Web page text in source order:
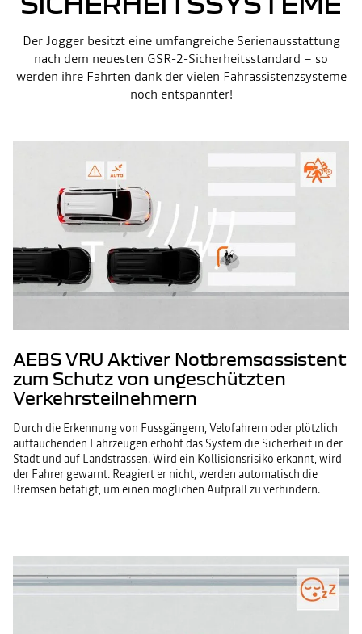
Der Jogger besitzt eine umfangreiche Serienausstattung
nach dem neuesten GSR-2-Sicherheitsstandard – so
werden ihre Fahrten dank der vielen Fahrassistenzsysteme
noch entspannter!
AEBS VRU Aktiver Notbremsassistent
zum Schutz von ungeschützten
Verkehrsteilnehmern
Durch die Erkennung von Fussgängern, Velofahrern oder plötzlich
auftauchenden Fahrzeugen erhöht das System die Sicherheit in der
Stadt und auf Landstrassen. Wird ein Kollisionsrisiko erkannt, wird
der Fahrer gewarnt. Reagiert er nicht, werden automatisch die
Bremsen betätigt, um einen möglichen Aufprall zu verhindern.